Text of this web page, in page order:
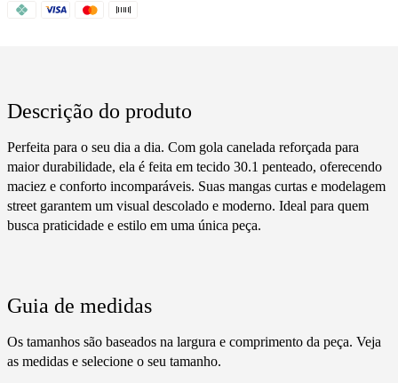
Descrição do produto
Perfeita para o seu dia a dia. Com gola canelada reforçada para
maior durabilidade, ela é feita em tecido 30.1 penteado, oferecendo
maciez e conforto incomparáveis. Suas mangas curtas e modelagem
street garantem um visual descolado e moderno. Ideal para quem
busca praticidade e estilo em uma única peça.
Guia de medidas
Os tamanhos são baseados na largura e comprimento da peça. Veja
as medidas e selecione o seu tamanho.